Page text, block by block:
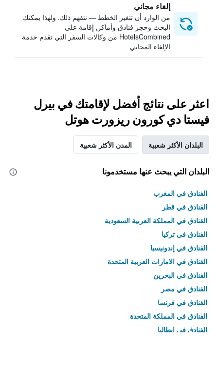
إلغاء مجاني
من الوارد أن تتغير الخطط — نتفهم ذلك. ولهذا يمكنك
البحث وحجز فنادق وأماكن إقامة على
HotelsCombined من وكالات السفر التي تقدم خدمة
الإلغاء المجاني
اعثر على نتائج أفضل لإقامتك في بيرل
فيستا دي كورون ريزورت هوتل
البلدان الأكثر شعبية المدن الأكثر شعبية
البلدان التي يبحث عنها مستخدمونا
الفنادق في المغرب
الفنادق في قطر
الفنادق في المملكة العربية السعودية
الفنادق في تركيا
الفنادق في إندونيسيا
الفنادق في الامارات العربية المتحدة
الفنادق في البحرين
الفنادق في مصر
الفنادق في فرنسا
الفنادق في المملكة المتحدة
الفنادق في إيطاليا